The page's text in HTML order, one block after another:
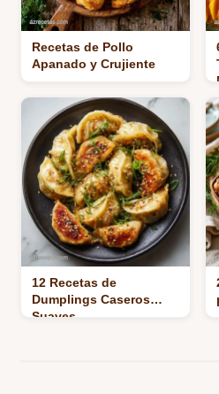
Recetas de Pollo
Apanado y Crujiente
12 Recetas de
Dumplings Caseros
Suaves